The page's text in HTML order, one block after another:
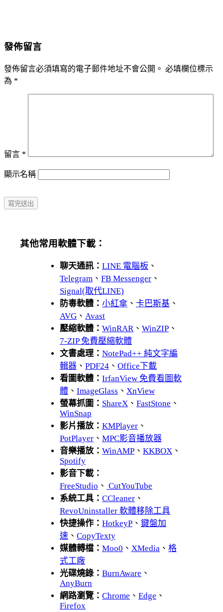
發佈留言
發佈留言必須填寫的電子郵件地址不會公開。 必填欄位標示
為 *
留言 *
顯示名稱
其他常用軟體下載：
聊天通訊： LINE 電腦板 、
Telegram 、 FB Messenger 、
Signal(取代LINE)
防毒軟體： 小紅傘 、 卡巴斯基 、
AVG 、 Avast
壓縮軟體： WinRAR、 WinZIP 、
7-ZIP 免費壓縮軟體
文書處理： NotePad++ 純文字編
輯器 、 PDF24 、 Office下載
看圖軟體： IrfanView 免費看圖軟
體 、 ImageGlass 、 XnView
螢幕抓圖： ShareX 、 FastStone 、
WinSnap
影片播放： KMPlayer 、
PotPlayer 、 MPC影音播放器
音樂播放： WinAMP 、 KKBOX 、
Spotify
影音下載：
FreeStudio 、 CutYouTube
系統工具： CCleaner 、
RevoUninstaller 軟體移除工具
快捷操作： HotkeyP 、 鍵盤加
速 、 CopyTexty
媒體轉檔： Moo0 、 XMedia 、 格
式工廠
光碟燒錄： BurnAware 、
AnyBurn
網路瀏覽： Chrome 、 Edge 、
Firefox